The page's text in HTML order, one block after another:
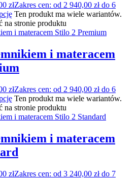
złZakres cen: od 2 940,00 zł do 6
Ten produkt ma wiele wariantów.
na stronie produktu
i materacem
złZakres cen: od 2 940,00 zł do 6
Ten produkt ma wiele wariantów.
na stronie produktu
i materacem
złZakres cen: od 3 240,00 zł do 7